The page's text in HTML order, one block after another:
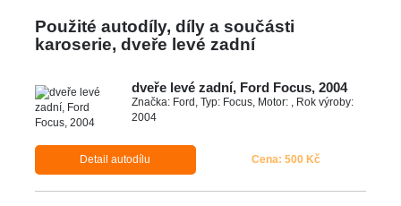
Použité autodíly, díly a součásti
karoserie, dveře levé zadní
dveře levé zadní, Ford Focus, 2004
Značka: Ford, Typ: Focus, Motor: , Rok výroby:
2004
Detail autodílu Cena: 500 Kč